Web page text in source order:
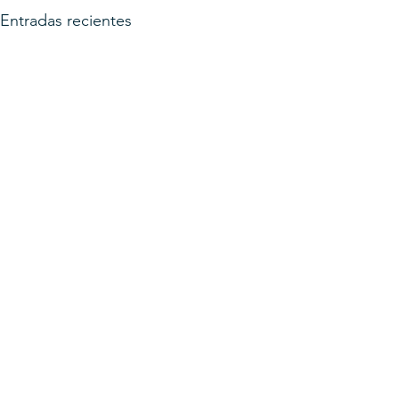
Entradas recientes